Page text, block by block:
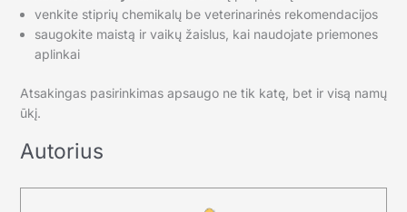
venkite stiprių chemikalų be veterinarinės rekomendacijos
saugokite maistą ir vaikų žaislus, kai naudojate priemones
aplinkai
Atsakingas pasirinkimas apsaugo ne tik katę, bet ir visą namų
ūkį.
Autorius